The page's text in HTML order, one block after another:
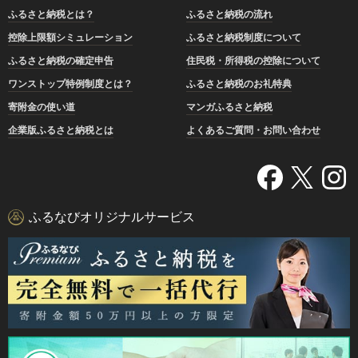
ふるさと納税とは？
ふるさと納税の流れ
控除上限額シミュレーション
ふるさと納税制度について
ふるさと納税の確定申告
住民税・所得税の控除について
ワンストップ特例制度とは？
ふるさと納税のお礼特典
寄附金の使い道
マンガふるさと納税
企業版ふるさと納税とは
よくあるご質問・お問い合わせ
ふるなびオリジナルサービス